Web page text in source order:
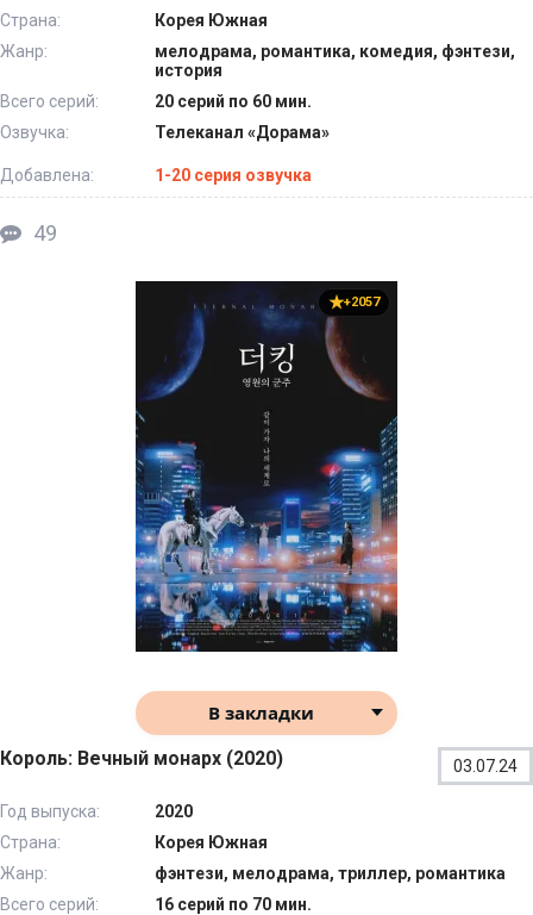
Страна:
Корея Южная
Жанр:
мелодрама, романтика, комедия, фэнтези,
история
Всего серий:
20 серий по 60 мин.
Озвучка:
Телеканал «Дорама»
Добавлена: 1-20 серия озвучка
49
+2057
В закладки
Король: Вечный монарх (2020) 03.07.24
Год выпуска:
2020
Страна:
Корея Южная
Жанр:
фэнтези, мелодрама, триллер, романтика
Всего серий:
16 серий по 70 мин.